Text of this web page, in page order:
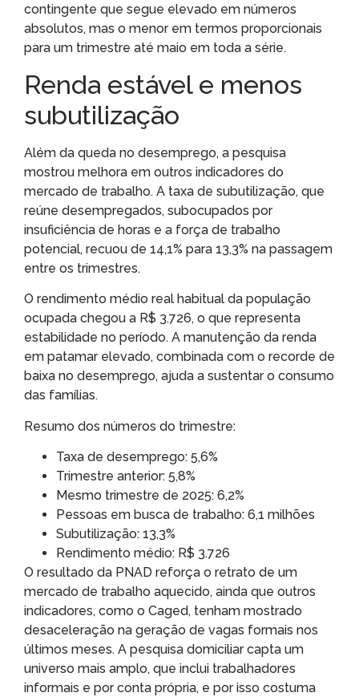
contingente que segue elevado em números
absolutos, mas o menor em termos proporcionais
para um trimestre até maio em toda a série.
Renda estável e menos
subutilização
Além da queda no desemprego, a pesquisa
mostrou melhora em outros indicadores do
mercado de trabalho. A taxa de subutilização, que
reúne desempregados, subocupados por
insuficiência de horas e a força de trabalho
potencial, recuou de 14,1% para 13,3% na passagem
entre os trimestres.
O rendimento médio real habitual da população
ocupada chegou a R$ 3.726, o que representa
estabilidade no período. A manutenção da renda
em patamar elevado, combinada com o recorde de
baixa no desemprego, ajuda a sustentar o consumo
das famílias.
Resumo dos números do trimestre:
Taxa de desemprego: 5,6%
Trimestre anterior: 5,8%
Mesmo trimestre de 2025: 6,2%
Pessoas em busca de trabalho: 6,1 milhões
Subutilização: 13,3%
Rendimento médio: R$ 3.726
O resultado da PNAD reforça o retrato de um
mercado de trabalho aquecido, ainda que outros
indicadores, como o Caged, tenham mostrado
desaceleração na geração de vagas formais nos
últimos meses. A pesquisa domiciliar capta um
universo mais amplo, que inclui trabalhadores
informais e por conta própria, e por isso costuma